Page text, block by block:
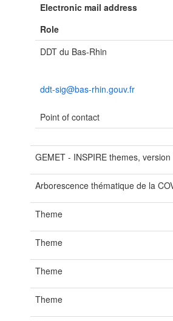
Electronic mail address
Role
DDT du Bas-Rhin
ddt-sig@bas-rhin.gouv.fr
Point of contact
GEMET - INSPIRE themes, version
Arborescence thématique de la
Theme
Theme
Theme
Theme